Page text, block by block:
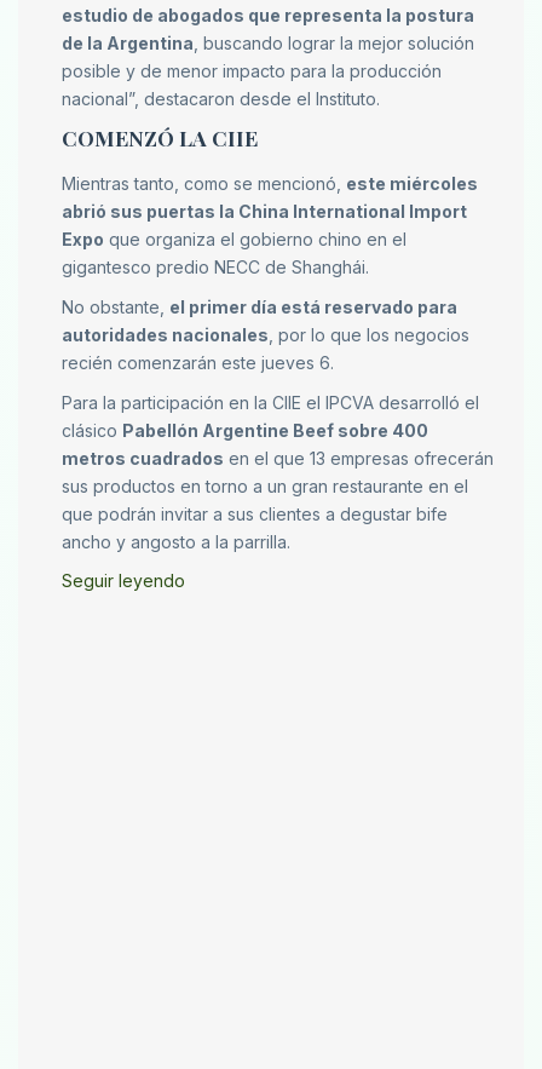
estudio de abogados que representa la postura
de la Argentina , buscando lograr la mejor solución
posible y de menor impacto para la producción
nacional”, destacaron desde el Instituto.
COMENZÓ LA CIIE
Mientras tanto, como se mencionó, este miércoles
abrió sus puertas la China International Import
Expo que organiza el gobierno chino en el
gigantesco predio NECC de Shanghái.
No obstante, el primer día está reservado para
autoridades nacionales , por lo que los negocios
recién comenzarán este jueves 6.
Para la participación en la CIIE el IPCVA desarrolló el
clásico Pabellón Argentine Beef sobre 400
metros cuadrados en el que 13 empresas ofrecerán
sus productos en torno a un gran restaurante en el
que podrán invitar a sus clientes a degustar bife
ancho y angosto a la parrilla.
Seguir leyendo